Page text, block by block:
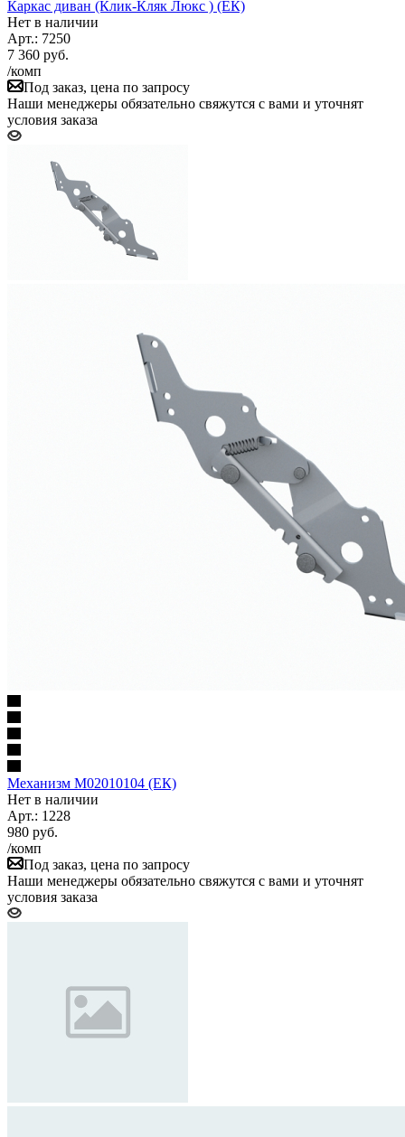
Каркас диван (Клик-Кляк Люкс ) (ЕК)
Нет в наличии
Арт.: 7250
7 360 руб.
/комп
Под заказ, цена по запросу
Наши менеджеры обязательно свяжутся с вами и уточнят
условия заказа
Механизм M02010104 (ЕК)
Нет в наличии
Арт.: 1228
980 руб.
/комп
Под заказ, цена по запросу
Наши менеджеры обязательно свяжутся с вами и уточнят
условия заказа